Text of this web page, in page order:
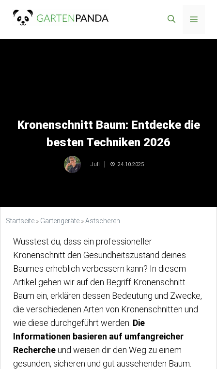
Inhalt
Menü
Kronenschnitt Baum: Entdecke die
besten Techniken 2026
Juli 24.10.2025
Startseite » Gartengeräte »Astscheren
Wusstest du, dass ein professioneller
Kronenschnitt den Gesundheitszustand deines
Baumes erheblich verbessern kann? In diesem
Artikel gehen wir auf den Begriff Kronenschnitt
Baum ein, erklären dessen Bedeutung und Zwecke,
die verschiedenen Arten von Kronenschnitten und
wie diese durchgeführt werden. Die
Informationen basieren auf umfangreicher
Rechercheund weisen dir den Weg zu einem
gesunden, sicheren und gut aussehenden Baum.